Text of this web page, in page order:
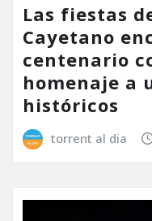
Las fiestas
Cayetano
centenario
homenaje a
históricos
torrent al dia